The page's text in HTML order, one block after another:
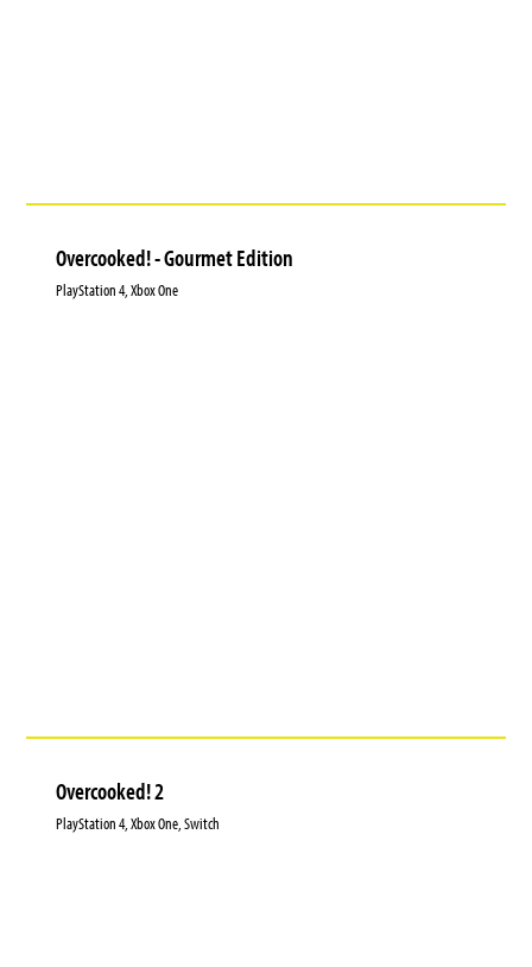
Overcooked! - Gourmet Edition
PlayStation 4, Xbox One
Overcooked! 2
PlayStation 4, Xbox One, Switch